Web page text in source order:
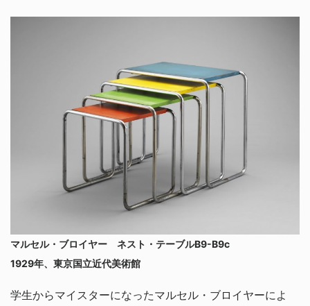
マルセル・ブロイヤー ネスト・テーブルB9-B9c
1929年、東京国立近代美術館
学生からマイスターになったマルセル・ブロイヤーによ